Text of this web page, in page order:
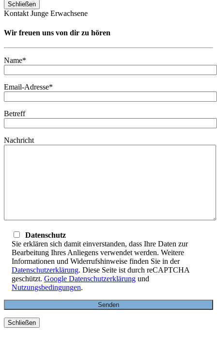
Schließen
Kontakt Junge Erwachsene
Wir freuen uns von dir zu hören
Name*
Email-Adresse*
Betreff
Nachricht
Datenschutz
Sie erklären sich damit einverstanden, dass Ihre Daten zur
Bearbeitung Ihres Anliegens verwendet werden. Weitere
Informationen und Widerrufshinweise finden Sie in der
Datenschutzerklärung. Diese Seite ist durch reCAPTCHA
geschützt. Google Datenschutzerklärung und
Nutzungsbedingungen.
Schließen